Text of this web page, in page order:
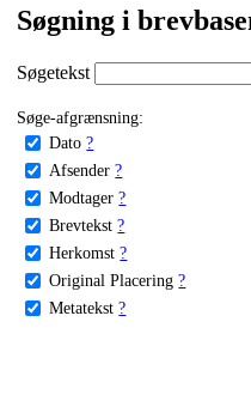
Søgning i
Søgetekst
Søge-afgrænsning:
Dato ?
Afsender ?
Modtager ?
Brevtekst ?
Herkomst ?
Original Placering ?
Metatekst ?